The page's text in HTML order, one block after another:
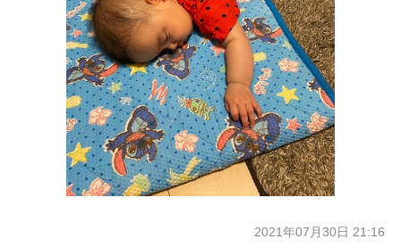
2021年07月30日 21:16